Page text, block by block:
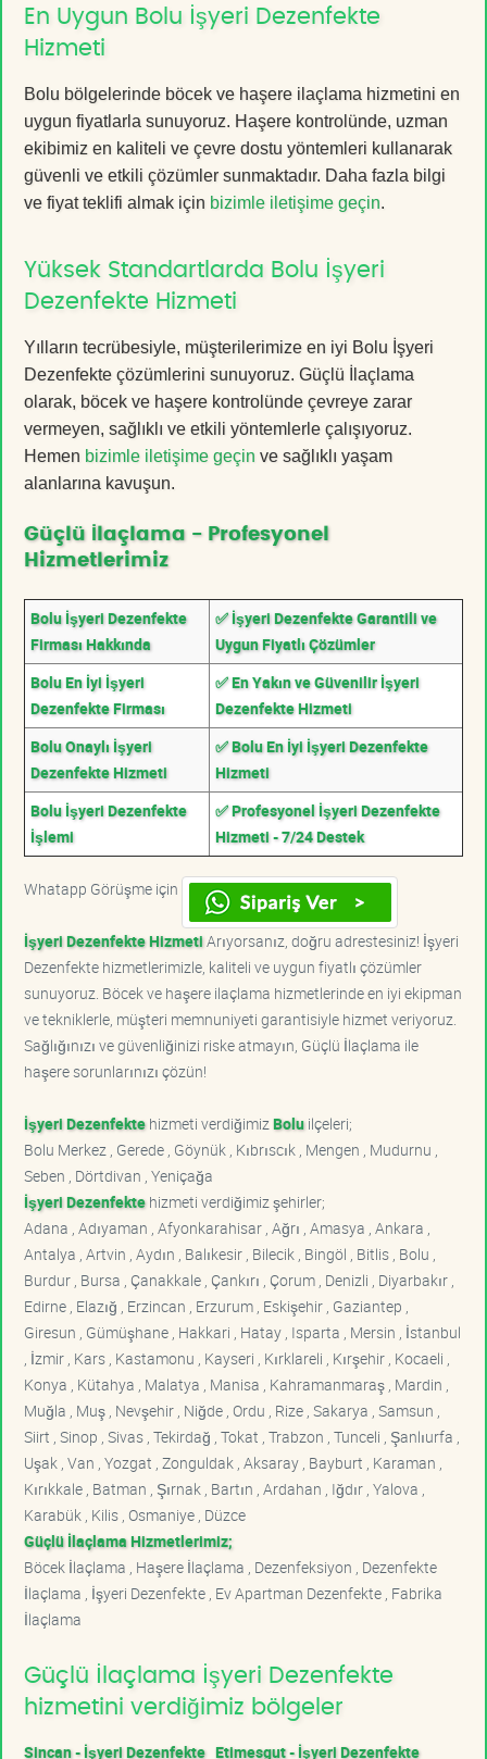
En Uygun Bolu İşyeri Dezenfekte
Hizmeti
Bolu bölgelerinde böcek ve haşere ilaçlama hizmetini en
uygun fiyatlarla sunuyoruz. Haşere kontrolünde, uzman
ekibimiz en kaliteli ve çevre dostu yöntemleri kullanarak
güvenli ve etkili çözümler sunmaktadır. Daha fazla bilgi
ve fiyat teklifi almak için bizimle iletişime geçin.
Yüksek Standartlarda Bolu İşyeri
Dezenfekte Hizmeti
Yılların tecrübesiyle, müşterilerimize en iyi Bolu İşyeri
Dezenfekte çözümlerini sunuyoruz. Güçlü İlaçlama
olarak, böcek ve haşere kontrolünde çevreye zarar
vermeyen, sağlıklı ve etkili yöntemlerle çalışıyoruz.
Hemen bizimle iletişime geçin ve sağlıklı yaşam
alanlarına kavuşun.
Güçlü İlaçlama - Profesyonel
Hizmetlerimiz
Bolu İşyeri Dezenfekte
Firması Hakkında
✅ İşyeri Dezenfekte Garantili ve
Uygun Fiyatlı Çözümler
Bolu En İyi İşyeri
Dezenfekte Firması
✅ En Yakın ve Güvenilir İşyeri
Dezenfekte Hizmeti
Bolu Onaylı İşyeri
Dezenfekte Hizmeti
✅ Bolu En İyi İşyeri Dezenfekte
Hizmeti
Bolu İşyeri Dezenfekte
İşlemi
✅ Profesyonel İşyeri Dezenfekte
Hizmeti - 7/24 Destek
Whatapp Görüşme için
İşyeri Dezenfekte HizmetiArıyorsanız, doğru adrestesiniz! İşyeri
Dezenfekte hizmetlerimizle, kaliteli ve uygun fiyatlı çözümler
sunuyoruz. Böcek ve haşere ilaçlama hizmetlerinde en iyi ekipman
ve tekniklerle, müşteri memnuniyeti garantisiyle hizmet veriyoruz.
Sağlığınızı ve güvenliğinizi riske atmayın, Güçlü İlaçlama ile
haşere sorunlarınızı çözün!
İşyeri Dezenfektehizmeti verdiğimiz Boluilçeleri;
Bolu Merkez , Gerede , Göynük , Kıbrıscık , Mengen , Mudurnu ,
Seben , Dörtdivan , Yeniçağa
İşyeri Dezenfektehizmeti verdiğimiz şehirler;
Adana , Adıyaman , Afyonkarahisar , Ağrı , Amasya , Ankara ,
Antalya , Artvin , Aydın , Balıkesir , Bilecik , Bingöl , Bitlis , Bolu ,
Burdur , Bursa , Çanakkale , Çankırı , Çorum , Denizli , Diyarbakır ,
Edirne , Elazığ , Erzincan , Erzurum , Eskişehir , Gaziantep ,
Giresun , Gümüşhane , Hakkari , Hatay , Isparta , Mersin , İstanbul
, İzmir , Kars , Kastamonu , Kayseri , Kırklareli , Kırşehir , Kocaeli ,
Konya , Kütahya , Malatya , Manisa , Kahramanmaraş , Mardin ,
Muğla , Muş , Nevşehir , Niğde , Ordu , Rize , Sakarya , Samsun ,
Siirt , Sinop , Sivas , Tekirdağ , Tokat , Trabzon , Tunceli , Şanlıurfa ,
Uşak , Van , Yozgat , Zonguldak , Aksaray , Bayburt , Karaman ,
Kırıkkale , Batman , Şırnak , Bartın , Ardahan , Iğdır , Yalova ,
Karabük , Kilis , Osmaniye , Düzce
Güçlü İlaçlama Hizmetlerimiz;
Böcek İlaçlama , Haşere İlaçlama , Dezenfeksiyon , Dezenfekte
İlaçlama , İşyeri Dezenfekte , Ev Apartman Dezenfekte , Fabrika
İlaçlama
Güçlü İlaçlama İşyeri Dezenfekte
hizmetini verdiğimiz bölgeler
Sincan - İşyeri Dezenfekte Etimesgut - İşyeri Dezenfekte